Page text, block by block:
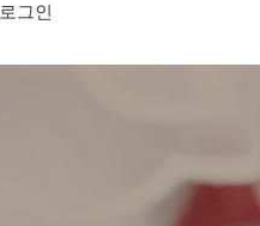
로그인